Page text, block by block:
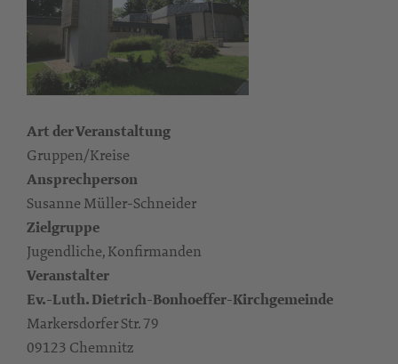
Art der Veranstaltung
Gruppen/Kreise
Ansprechperson
Susanne Müller-Schneider
Zielgruppe
Jugendliche, Konfirmanden
Veranstalter
Ev.-Luth. Dietrich-Bonhoeffer-Kirchgemeinde
Markersdorfer Str. 79
09123 Chemnitz